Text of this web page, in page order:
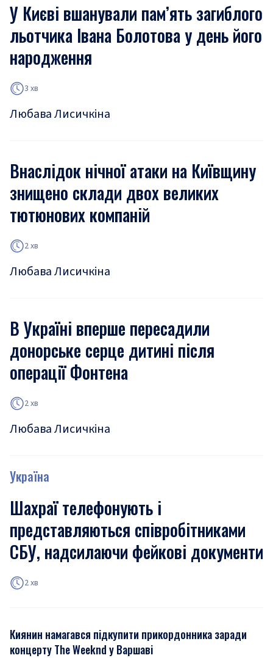
У Києві вшанували пам’ять загиблого
льотчика Івана Болотова у день його
народження
3 хв
Любава Лисичкіна
Внаслідок нічної атаки на Київщину
знищено склади двох великих
тютюнових компаній
2 хв
Любава Лисичкіна
В Україні вперше пересадили
донорське серце дитині після
операції Фонтена
2 хв
Любава Лисичкіна
Україна
Шахраї телефонують і
представляються співробітниками
СБУ, надсилаючи фейкові документи
2 хв
Киянин намагався підкупити прикордонника заради
концерту The Weeknd у Варшаві